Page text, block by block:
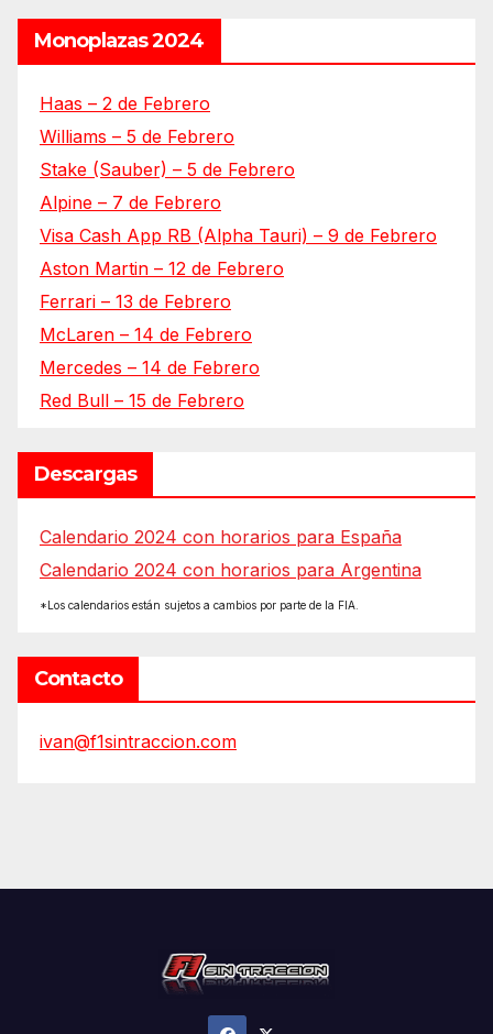
Monoplazas 2024
Haas – 2 de Febrero
Williams – 5 de Febrero
Stake (Sauber) – 5 de Febrero
Alpine – 7 de Febrero
Visa Cash App RB (Alpha Tauri) – 9 de Febrero
Aston Martin – 12 de Febrero
Ferrari – 13 de Febrero
McLaren – 14 de Febrero
Mercedes – 14 de Febrero
Red Bull – 15 de Febrero
Descargas
Calendario 2024 con horarios para España
Calendario 2024 con horarios para Argentina
*Los calendarios están sujetos a cambios por parte de la FIA.
Contacto
ivan@f1sintraccion.com